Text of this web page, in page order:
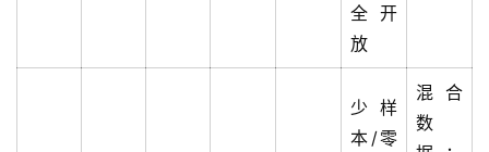
全开
放
少样
本/零
混合
数